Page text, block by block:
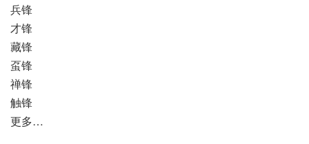
兵锋
才锋
藏锋
虿锋
禅锋
触锋
更多…